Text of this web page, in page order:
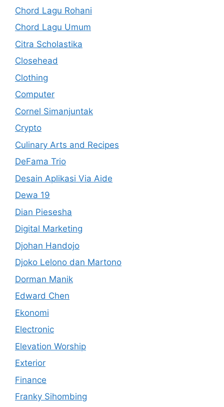
Chord Lagu Rohani
Chord Lagu Umum
Citra Scholastika
Closehead
Clothing
Computer
Cornel Simanjuntak
Crypto
Culinary Arts and Recipes
DeFama Trio
Desain Aplikasi Via Aide
Dewa 19
Dian Piesesha
Digital Marketing
Djohan Handojo
Djoko Lelono dan Martono
Dorman Manik
Edward Chen
Ekonomi
Electronic
Elevation Worship
Exterior
Finance
Franky Sihombing